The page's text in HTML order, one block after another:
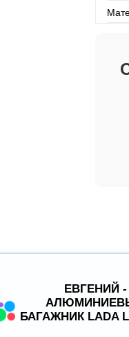
ЕВГЕНИЙ -
БАГАЖНИК LADA